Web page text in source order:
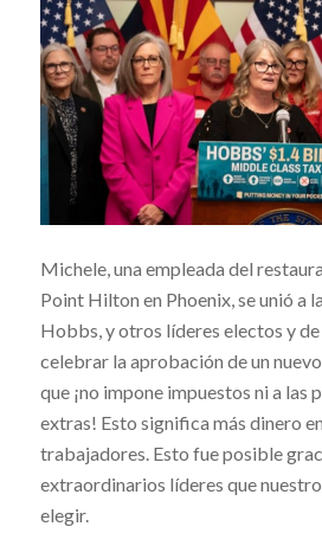
Michele, una empleada del
Point Hilton en Phoenix, se unió a
Hobbs, y otros líderes electos y
celebrar la aprobación de un
que ¡no impone impuestos ni a las
extras! Esto significa más dinero
trabajadores. Esto fue posible
extraordinarios líderes que
elegir.